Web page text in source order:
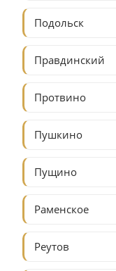
Подольск
Правдинский
Протвино
Пушкино
Пущино
Раменское
Реутов